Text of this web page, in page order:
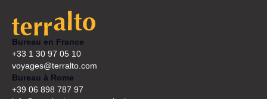
Bureau en France
+33 1 30 97 05 10
voyages@terralto.com
Bureau à Rome
+39 06 898 787 97